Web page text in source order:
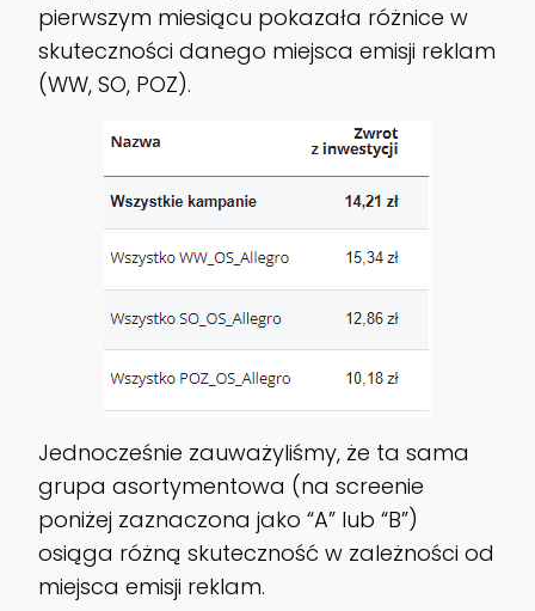
pierwszym miesiącu pokazała różnice w
skuteczności danego miejsca emisji reklam
(WW, SO, POZ).
Jednocześnie zauważyliśmy, że ta sama
grupa asortymentowa (na screenie
poniżej zaznaczona jako “A” lub “B”)
osiąga różną skuteczność w zależności od
miejsca emisji reklam.